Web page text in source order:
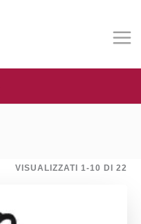
VISUALIZZATI 1-10 DI 22